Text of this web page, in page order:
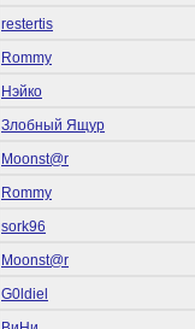
restertis
Rommy
Нэйко
Злобный Ящур
Mооnst@r
Rommy
sork96
Mооnst@r
G0ldiel